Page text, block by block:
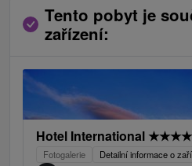
Tento pobyt je
zařízení:
Hotel International ★★★★
Fotogalerie Detailní informace o